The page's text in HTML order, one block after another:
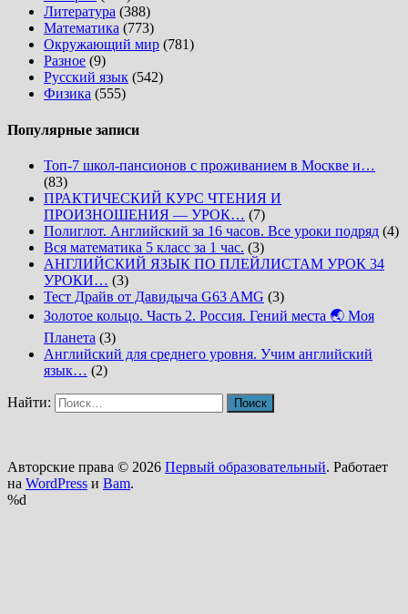
Литература (388)
Математика (773)
Окружающий мир (781)
Разное (9)
Русский язык (542)
Физика (555)
Популярные записи
Топ-7 школ-пансионов с проживанием в Москве и…
(83)
ПРАКТИЧЕСКИЙ КУРС ЧТЕНИЯ И
ПРОИЗНОШЕНИЯ — УРОК… (7)
Полиглот. Английский за 16 часов. Все уроки подряд (4)
Вся математика 5 класс за 1 час. (3)
АНГЛИЙСКИЙ ЯЗЫК ПО ПЛЕЙЛИСТАМ УРОК 34
УРОКИ… (3)
Тест Драйв от Давидыча G63 AMG (3)
Золотое кольцо. Часть 2. Россия. Гений места 🌏 Моя
Планета (3)
Английский для среднего уровня. Учим английский
язык… (2)
Найти:
Авторские права © 2026 Первый образовательный. Работает
на WordPress и Bam.
%d